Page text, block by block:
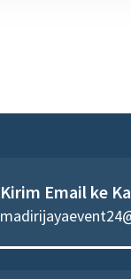
Kirim Email ke